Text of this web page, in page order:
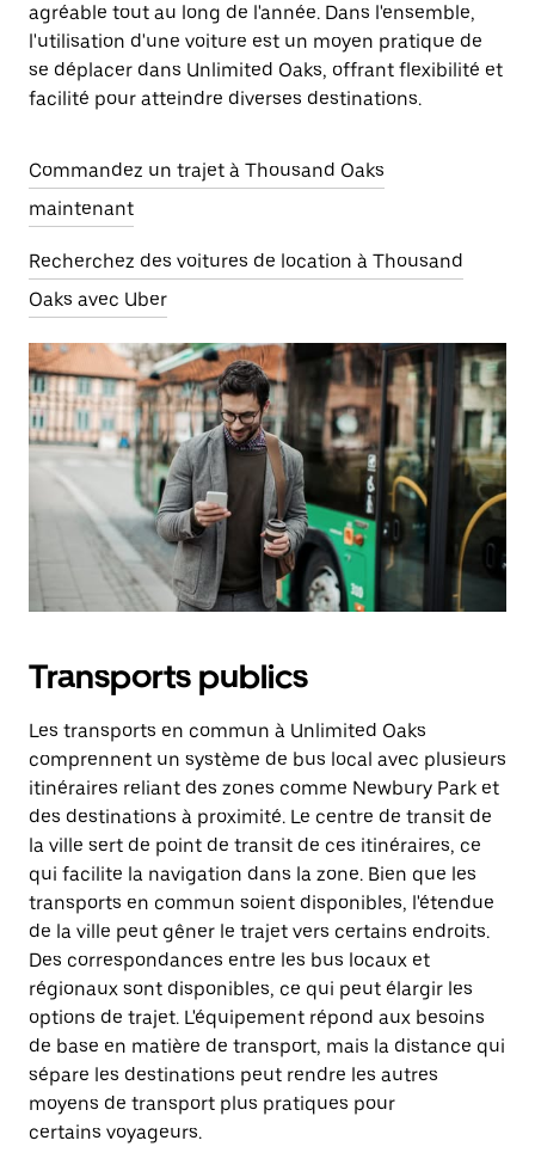
agréable tout au long de l'année. Dans l'ensemble,
l'utilisation d'une voiture est un moyen pratique de
se déplacer dans Unlimited Oaks, offrant flexibilité et
facilité pour atteindre diverses destinations.
Commandez un trajet à Thousand Oaks
maintenant
Recherchez des voitures de location à Thousand
Oaks avec Uber
Transports publics
Les transports en commun à Unlimited Oaks
comprennent un système de bus local avec plusieurs
itinéraires reliant des zones comme Newbury Park et
des destinations à proximité. Le centre de transit de
la ville sert de point de transit de ces itinéraires, ce
qui facilite la navigation dans la zone. Bien que les
transports en commun soient disponibles, l'étendue
de la ville peut gêner le trajet vers certains endroits.
Des correspondances entre les bus locaux et
régionaux sont disponibles, ce qui peut élargir les
options de trajet. L'équipement répond aux besoins
de base en matière de transport, mais la distance qui
sépare les destinations peut rendre les autres
moyens de transport plus pratiques pour
certains voyageurs.